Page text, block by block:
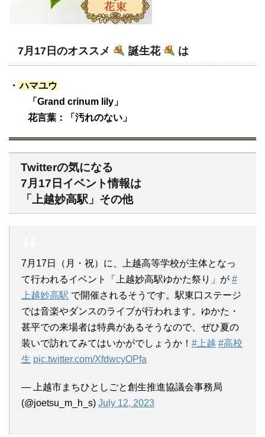
7月17日のオススメ 誕生花 は
・ ハマユウ
「Grand crinum lily」
花言葉：「汚れのない」
Twitterの気になる
7月17日イベント情報は
「上越妙高駅」その他
7月17日（月・祝）に、上越高等学校が主体となっ
て行われるイベント「上越妙高駅ゆかた祭り」が #
上越妙高駅 で開催されるそうです。駅東口ステージ
では音楽やダンスのライブが行われます。ゆかた・
甚平での来場者は特典があるそうなので、ぜひ夏の
装いで訪れてみてはいかがでしょうか！ #上越 #高校
生 pic.twitter.com/XfdwcyOPfa
— 上越市まちひとしごと創生推進協議会事務局
(@joetsu_m_h_s) July 12, 2023